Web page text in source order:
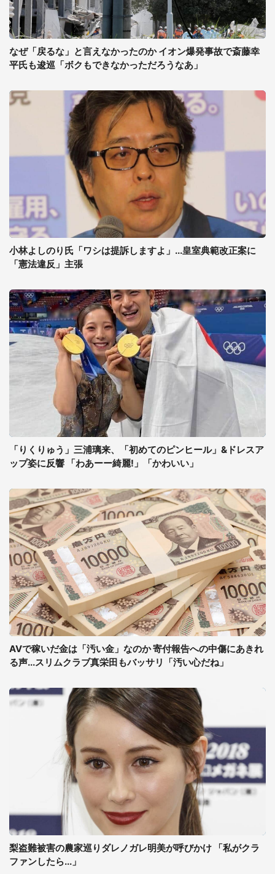
なぜ「戻るな」と言えなかったのか イオン爆発事故で斎藤幸
平氏も逡巡「ボクもできなかっただろうなあ」
小林よしのり氏「ワシは提訴しますよ」...皇室典範改正案に
「憲法違反」主張
「りくりゅう」三浦璃来、「初めてのピンヒール」&ドレスア
ップ姿に反響 「わあーー綺麗!」「かわいい」
AVで稼いだ金は「汚い金」なのか 寄付報告への中傷にあきれ
る声...スリムクラブ真栄田もバッサリ「汚い心だね」
梨盗難被害の農家巡りダレノガレ明美が呼びかけ 「私がクラ
ファンしたら...」